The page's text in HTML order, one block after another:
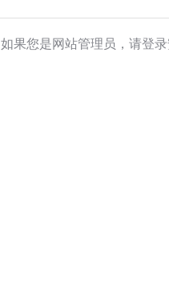
如果您是网站管理员，请登